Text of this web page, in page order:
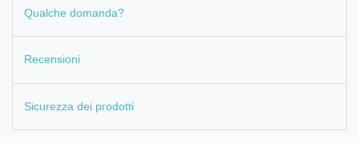
Qualche domanda?
Recensioni
Sicurezza dei prodotti